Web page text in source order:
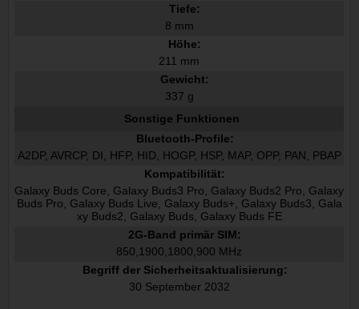
Tiefe:
8 mm
Höhe:
211 mm
Gewicht:
337 g
Sonstige Funktionen
Bluetooth-Profile:
A2DP, AVRCP, DI, HFP, HID, HOGP, HSP, MAP, OPP, PAN, PBAP
Kompatibilität:
Galaxy Buds Core, Galaxy Buds3 Pro, Galaxy Buds2 Pro, Galaxy
Buds Pro, Galaxy Buds Live, Galaxy Buds+, Galaxy Buds3, Gala
xy Buds2, Galaxy Buds, Galaxy Buds FE
2G-Band primär SIM:
850,1900,1800,900 MHz
Begriff der Sicherheitsaktualisierung:
30 September 2032